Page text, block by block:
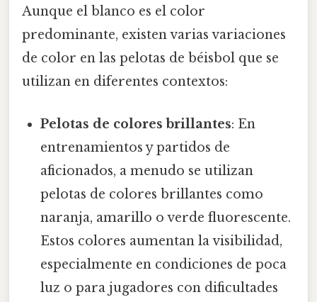
Aunque el blanco es el color
predominante, existen varias variaciones
de color en las pelotas de béisbol que se
utilizan en diferentes contextos:
Pelotas de colores brillantes: En
entrenamientos y partidos de
aficionados, a menudo se utilizan
pelotas de colores brillantes como
naranja, amarillo o verde fluorescente.
Estos colores aumentan la visibilidad,
especialmente en condiciones de poca
luz o para jugadores con dificultades